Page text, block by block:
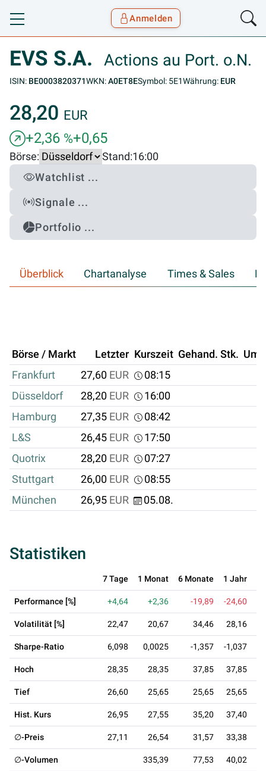
Toggle navigation
Anmelden
EVS S.A. Actions au Port. o.N.
ISIN: BE0003820371WKN:A0ET8ESymbol: 5E1Währung: EUR
28,20 EUR
+2,36 %+0,65
Börse: Stand:16:00
Watchlist ...
Signale ...
Portfolio ...
Überblick Chartanalyse Times & Sales
Börse / Markt Letzter Kurszeit Gehand. Stk.
Frankfurt
27,60 EUR
08:15
Düsseldorf
28,20 EUR
16:00
Hamburg
27,35 EUR
08:42
L&S
26,45 EUR
17:50
Quotrix
28,20 EUR
07:27
Stuttgart
26,00 EUR
08:55
München
26,95 EUR 05.08.
Statistiken
7 Tage 1 Monat 6 Monate 1 Jahr
Performance [%] +4,64 +2,36 -19,89 -24,60
Volatilität [%] 22,47 20,67 34,46 28,16
Sharpe-Ratio 6,098 0,0025 -1,357 -1,037
Hoch 28,35 28,35 37,85 37,85
Tief 26,60 25,65 25,65 25,65
Hist. Kurs 26,95 27,55 35,20 37,40
∅-Preis 27,11 26,54 31,57 33,38
∅-Volumen 335,39 77,53 40,02